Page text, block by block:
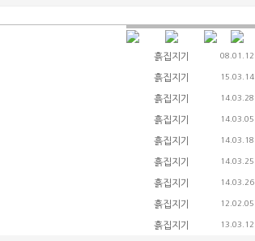
흙집지기 08.01.12
흙집지기 15.03.14
흙집지기 14.03.28
흙집지기 14.03.05
흙집지기 14.03.18
흙집지기 14.03.25
흙집지기 14.03.26
흙집지기 12.02.05
흙집지기 13.03.12